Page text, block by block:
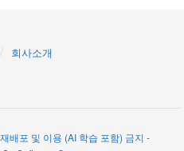
회사소개
배포 및 이용 (AI 학습 포함) 금지 -